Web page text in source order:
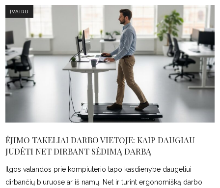
ĮVAIRU
ĖJIMO TAKELIAI DARBO VIETOJE: KAIP DAUGIAU
JUDĖTI NET DIRBANT SĖDIMĄ DARBĄ
Ilgos valandos prie kompiuterio tapo kasdienybe daugeliui
dirbančių biuruose ar iš namų. Net ir turint ergonomišką darbo